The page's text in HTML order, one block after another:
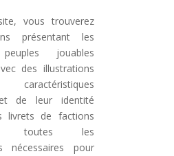
vous trouverez
présentant les
jouables
des illustrations
de leur identité
livrets de factions
toutes les
nécessaires pour